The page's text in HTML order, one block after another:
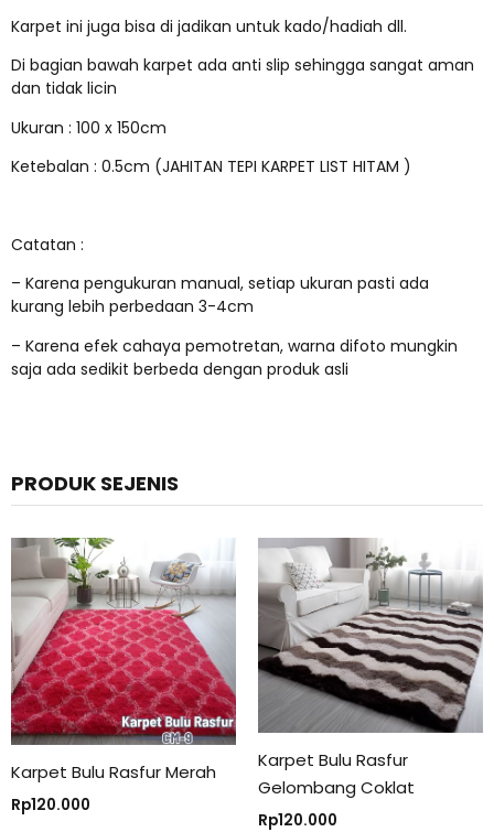
Karpet ini juga bisa di jadikan untuk kado/hadiah dll.
Di bagian bawah karpet ada anti slip sehingga sangat aman
dan tidak licin
Ukuran : 100 x 150cm
Ketebalan : 0.5cm (JAHITAN TEPI KARPET LIST HITAM )
Catatan :
– Karena pengukuran manual, setiap ukuran pasti ada
kurang lebih perbedaan 3-4cm
– Karena efek cahaya pemotretan, warna difoto mungkin
saja ada sedikit berbeda dengan produk asli
PRODUK SEJENIS
Karpet Bulu Rasfur Merah
Rp120.000
Karpet Bulu Rasfur
Gelombang Coklat
Rp120.000